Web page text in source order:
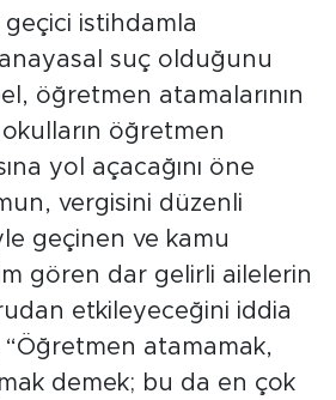
istihdamla
suç olduğunu
öğretmen atamalarının
okulların öğretmen
yol açacağını öne
vergisini düzenli
geçinen ve kamu
gören dar gelirli ailelerin
etkileyeceğini iddia
atamamak,
demek; bu da en çok